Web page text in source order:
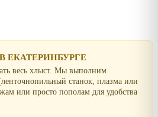
ЕКАТЕРИНБУРГЕ
весь хлыст. Мы выполним
станок, плазма или
или просто пополам для удобства